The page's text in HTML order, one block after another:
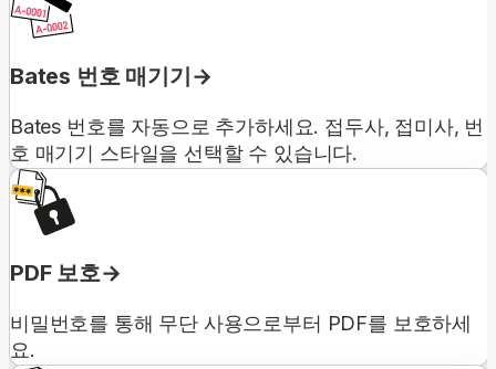
Bates 번호 매기기
Bates 번호를 자동으로 추가하세요. 접두사, 접미사, 번
호 매기기 스타일을 선택할 수 있습니다.
PDF 보호
비밀번호를 통해 무단 사용으로부터 PDF를 보호하세
요.